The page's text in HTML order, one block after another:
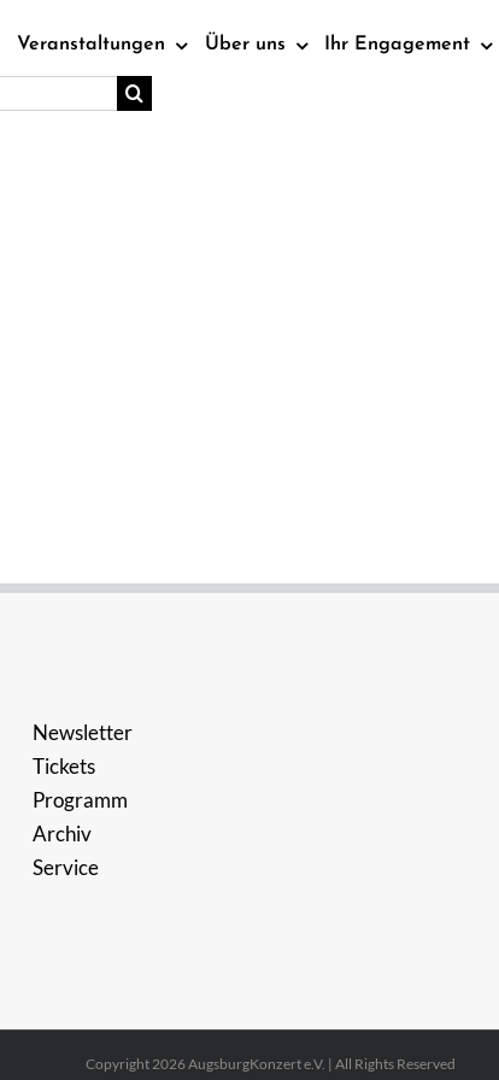
Veranstaltungen Über uns Ihr Engagement
Newsletter
Tickets
Programm
Archiv
Service
Copyright 2026 AugsburgKonzert e.V. | All Rights Reserved